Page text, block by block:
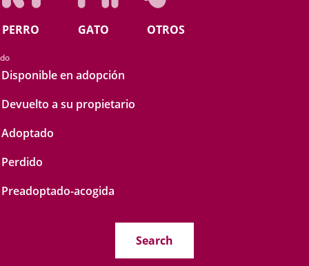
PERRO GATO OTROS
Disponible en adopción
Devuelto a su propietario
Adoptado
Perdido
Preadoptado-acogida
Search